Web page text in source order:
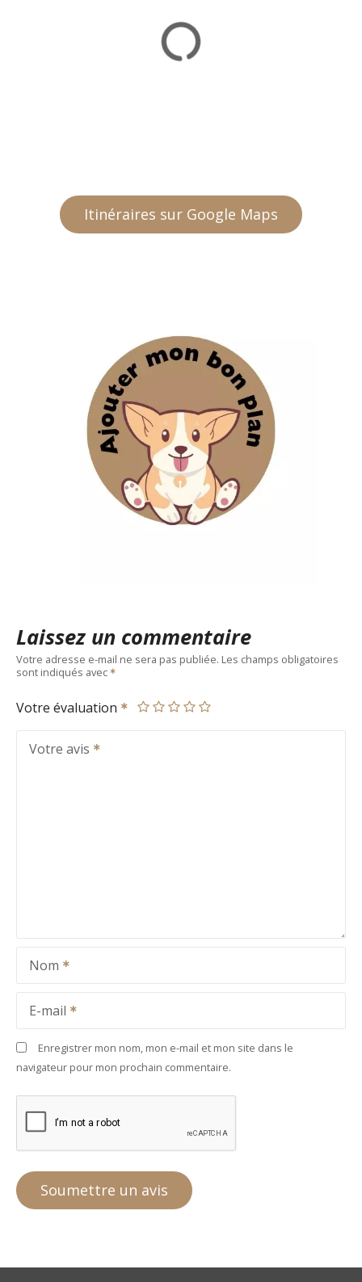
Itinéraires sur Google Maps
Laissez un commentaire
Votre adresse e-mail ne sera pas publiée. Les champs obligatoires
sont indiqués avec
Votre évaluation
Votre avis
Nom
E-mail
Enregistrer mon nom, mon e-mail et mon site dans le
navigateur pour mon prochain commentaire.